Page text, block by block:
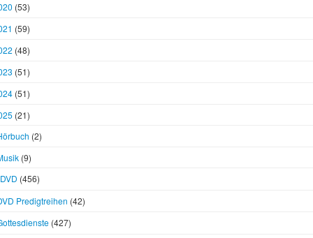
(53)
(59)
(48)
(51)
(51)
(21)
(2)
(9)
DVD (456)
Predigtreihen (42)
(427)